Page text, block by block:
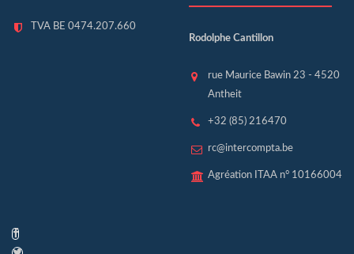
TVA BE 0474.207.660
Rodolphe Cantillon
rue Maurice Bawin 23 - 4520
Antheit
+32 (85) 216470
rc@intercompta.be
Agréation ITAA n° 10166004